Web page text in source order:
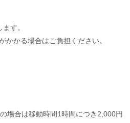
す。
かかる場合はご負担ください。
場合は移動時間1時間につき2,000円